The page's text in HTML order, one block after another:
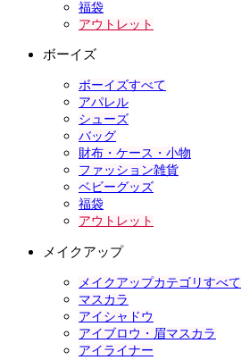
福袋
アウトレット
ボーイズ
ボーイズすべて
アパレル
シューズ
バッグ
財布・ケース・小物
ファッション雑貨
ベビーグッズ
福袋
アウトレット
メイクアップ
メイクアップカテゴリすべて
マスカラ
アイシャドウ
アイブロウ・眉マスカラ
アイライナー